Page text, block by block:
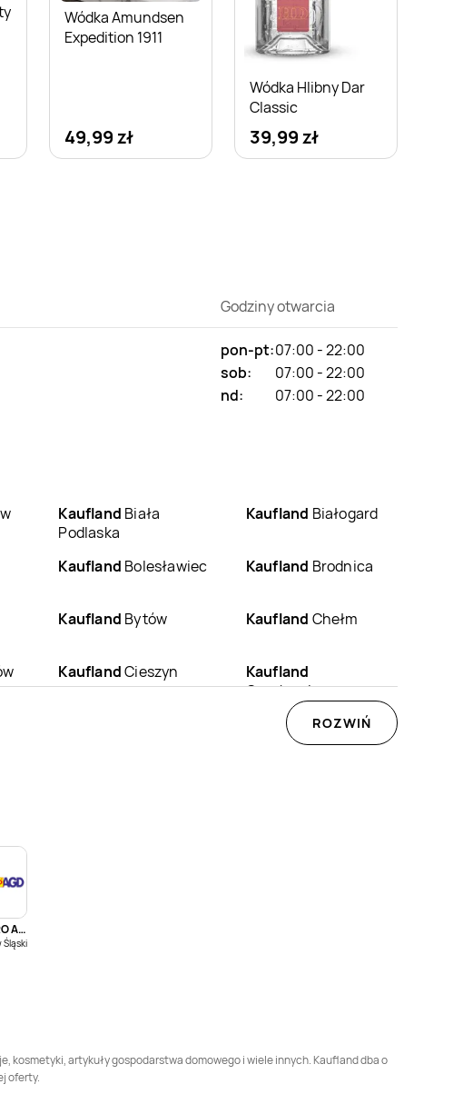
Wódka Amundsen
Expedition 1911
49,99 zł
Wódka Hlibny Dar
Classic
39,99 zł
Godziny otwarcia
pon-pt:07:00 - 22:00
sob:
07:00 - 22:00
nd:
07:00 - 22:00
Kaufland Biała
Podlaska
Kaufland Białogard
Kaufland Bolesławiec Kaufland Brodnica
Kaufland Bytów Kaufland Chełm
KauflandCieszyn
Kaufland
Czechowice-
Dziedzice
Kaufland
Kaufland Kołobrzeg Kaufland Konin
ROZWIŃ
RTV EURO AGD
Śląski
kosmetyki, artykuły gospodarstwa domowego i wiele innych. Kaufland dba o
oferty.